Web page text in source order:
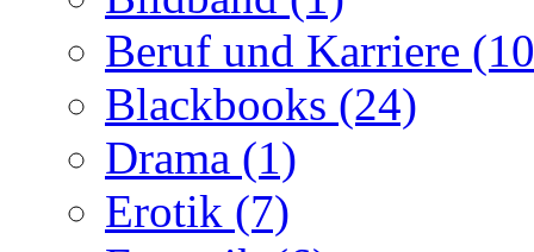
Beruf und Karriere
Blackbooks (24)
Drama (1)
Erotik (7)